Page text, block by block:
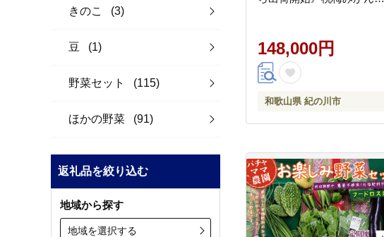
きのこ (3)
豆 (1)
野菜セット (115)
ほかの野菜 (91)
返礼品を絞り込む
地域から探す
地域を選択する
--
148,000円
和歌山県 紀の川市